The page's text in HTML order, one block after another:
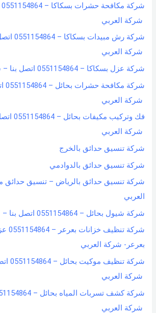
شركة العربي
شركة رش مبيدات
شركة العربي
شركة عزل بسكاكا – 0551154864 اتصل بنا – شركة العربي
شركة العربي
فك وتركيب
شركة العربي
شركة تنسيق حدائق بالخرج
شركة تنسيق حدائق بالدوادمي
شركة تنسيق حدائق بالرياض – تنسيق حدائق
العربي
شركة شيول بحائل – 0551154864 اتصل بنا – شركة العربي
شركة
بعرعر- شركة العربي
شركة
شركة العربي
شركة العربي